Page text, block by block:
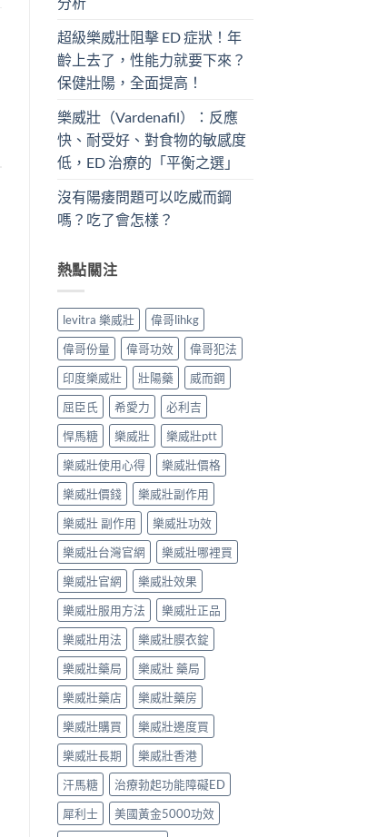
超級樂威壯阻擊 ED 症狀！年
齡上去了，性能力就要下來？
保健壯陽，全面提高！
樂威壯（Vardenafil）：反應
快、耐受好、對食物的敏感度
低，ED 治療的「平衡之選」
沒有陽痿問題可以吃威而鋼
嗎？吃了會怎樣？
熱點關注
levitra 樂威壯
偉哥lihkg
偉哥份量
偉哥功效
偉哥犯法
印度樂威壯
壯陽藥
威而鋼
屈臣氏
希愛力
必利吉
悍馬糖
樂威壯
樂威壯ptt
樂威壯使用心得
樂威壯價格
樂威壯價錢
樂威壯副作用
樂威壯 副作用
樂威壯功效
樂威壯台灣官網
樂威壯哪裡買
樂威壯官網
樂威壯效果
樂威壯服用方法
樂威壯正品
樂威壯用法
樂威壯膜衣錠
樂威壯藥局
樂威壯 藥局
樂威壯藥店
樂威壯藥房
樂威壯購買
樂威壯邊度買
樂威壯長期
樂威壯香港
汗馬糖
治療勃起功能障礙ED
犀利士
美國黃金5000功效